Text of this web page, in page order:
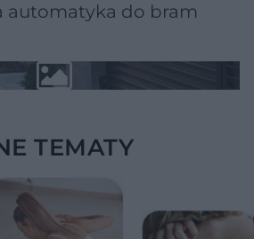
automatyka do bram
TEMATY